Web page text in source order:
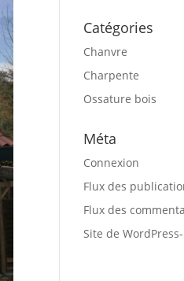
Catégories
Chanvre
Charpente
Ossature bois
Méta
Connexion
Flux des
Flux des
Site de WordPress-